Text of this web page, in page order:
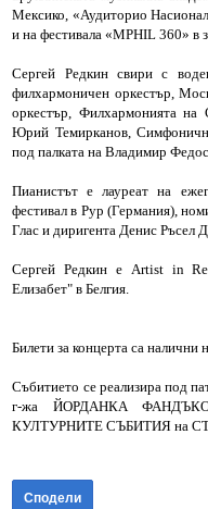
Мексико, «Аудиторио
и на фестивала «MPHIL 360» в
Сергей Редкин свири с
филхармоничен оркестър,
оркестър, Филхармонията на
Юрий Темирканов,
под палката на Владимир
Пианистът е лауреат на
фестивал в Рур (Германия),
Глас и диригента Денис Ръсел
Сергей Редкин е Artist in
Елизабет" в Белгия.
Билети за концерта са налични
Събитието се реализира
г-жа ЙОРДАНКА
КУЛТУРНИТЕ СЪБИТИЯ на
Сподели